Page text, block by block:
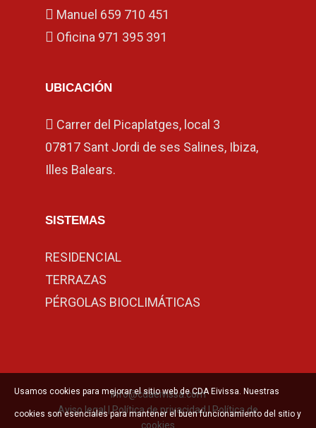
Manuel 659 710 451
Oficina 971 395 391
UBICACIÓN
Carrer del Picaplatges, local 3
07817 Sant Jordi de ses Salines, Ibiza,
Illes Balears.
SISTEMAS
RESIDENCIAL
TERRAZAS
PÉRGOLAS BIOCLIMÁTICAS
info@cdaeivissa.com
Aviso legal|Política de privacidad|Política de
cookies
Usamos cookies para mejorar el sitio web de CDA Eivissa. Nuestras
cookies son esenciales para mantener el buen funcionamiento del sitio y